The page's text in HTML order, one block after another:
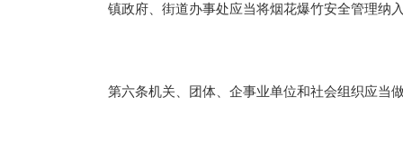
镇政府、街道办事处应当将烟花爆竹安全管理纳入
第六条机关、团体、企事业单位和社会组织应当